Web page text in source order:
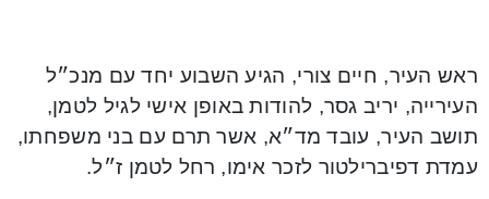
ראש העיר, חיים צורי, הגיע השבוע יחד עם מנכ״ל
העירייה, יריב גסר, להודות באופן אישי לגיל לטמן,
תושב העיר, עובד מד״א, אשר תרם עם בני משפחתו,
עמדת דפיברילטור לזכר אימו, רחל לטמן ז״ל.